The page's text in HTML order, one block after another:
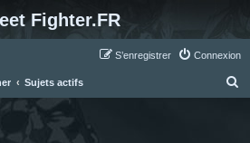
Fighter.FR
Connexion
S’enregistrer
Sujets actifs